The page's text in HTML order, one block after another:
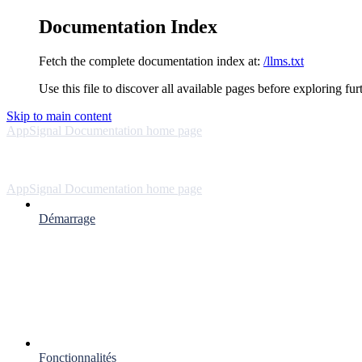
Documentation Index
Fetch the complete documentation index at: /llms.txt
Use this file to discover all available pages before exploring
Skip to main content
AppSignal Documentation home page
AppSignal Documentation home page
Démarrage
Fonctionnalités